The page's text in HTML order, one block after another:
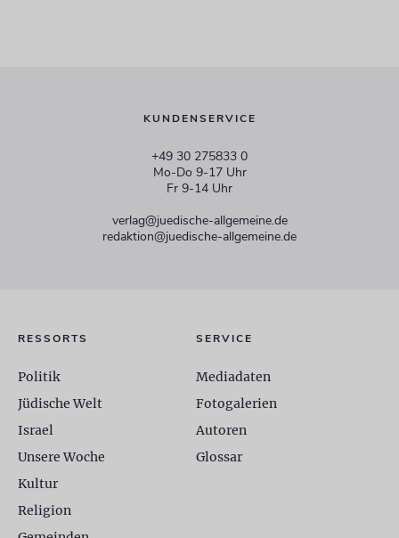
KUNDENSERVICE
+49 30 275833 0
Mo-Do 9-17 Uhr
Fr 9-14 Uhr
verlag@juedische-allgemeine.de
redaktion@juedische-allgemeine.de
RESSORTS
Politik
Jüdische Welt
Israel
Unsere Woche
Kultur
Religion
SERVICE
Mediadaten
Fotogalerien
Autoren
Glossar